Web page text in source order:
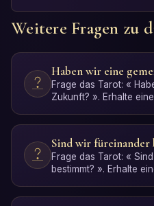
Weitere Fragen zu
Haben wir eine
Frage das Tarot: «
Zukunft? ». Erhalte
Sind wir füreinander
Frage das Tarot: «
bestimmt? ». Erhalte